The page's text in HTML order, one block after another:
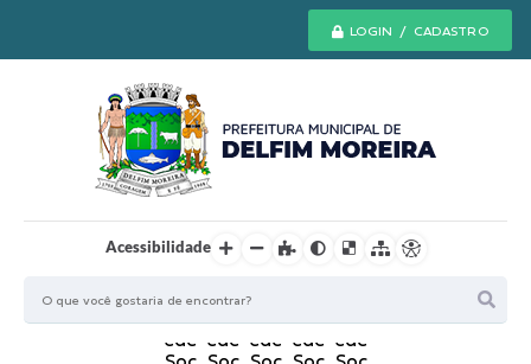
LOGIN / CADASTRO
Acessibilidade